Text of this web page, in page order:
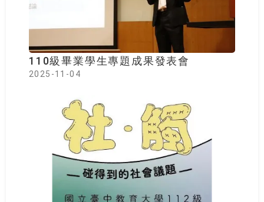
110級畢業學生專題成果發表會
2025-11-04